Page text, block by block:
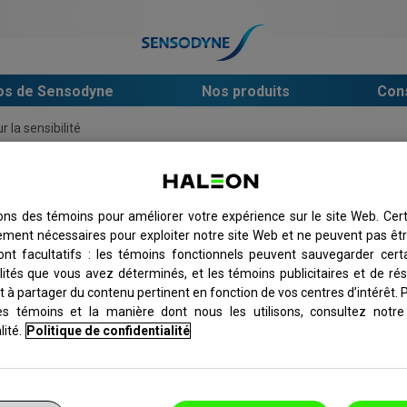
de Sensodyne Nos produits
la sensibilité
si vos
douloureux dans les dents lorsque vous mangez
dentaire.
vous avez les dents sensibles, puis apprenez-en
à soulager et à prévenir la douleur associée aux
des témoins pour améliorer votre expérience sur le site Web.
nécessaires pour exploiter notre site Web et ne peuvent pas
facultatifs : les témoins fonctionnels peuvent sauvegarder
que vous avez déterminés, et les témoins publicitaires et de
à partager du contenu pertinent en fonction de vos centres d’intérêt.
témoins et la manière dont nous les utilisons, consultez
Politique de confidentialité